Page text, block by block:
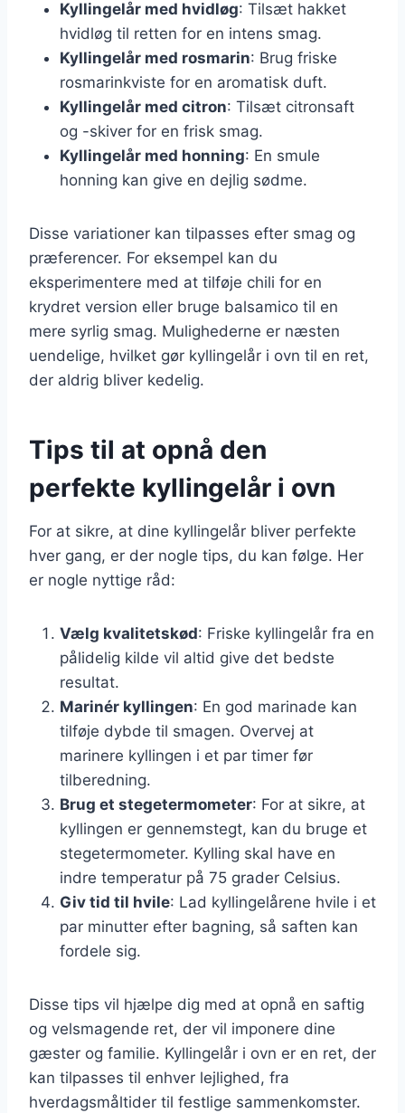
Kyllingelår med hvidløg: Tilsæt hakket
hvidløg til retten for en intens smag.
Kyllingelår med rosmarin: Brug friske
rosmarinkviste for en aromatisk duft.
Kyllingelår med citron: Tilsæt citronsaft
og -skiver for en frisk smag.
Kyllingelår med honning: En smule
honning kan give en dejlig sødme.
Disse variationer kan tilpasses efter smag og
præferencer. For eksempel kan du
eksperimentere med at tilføje chili for en
krydret version eller bruge balsamico til en
mere syrlig smag. Mulighederne er næsten
uendelige, hvilket gør kyllingelår i ovn til en ret,
der aldrig bliver kedelig.
Tips til at opnå den
perfekte kyllingelår i ovn
For at sikre, at dine kyllingelår bliver perfekte
hver gang, er der nogle tips, du kan følge. Her
er nogle nyttige råd:
Vælg kvalitetskød: Friske kyllingelår fra en
pålidelig kilde vil altid give det bedste
resultat.
Marinér kyllingen: En god marinade kan
tilføje dybde til smagen. Overvej at
marinere kyllingen i et par timer før
tilberedning.
Brug et stegetermometer: For at sikre, at
kyllingen er gennemstegt, kan du bruge et
stegetermometer. Kylling skal have en
indre temperatur på 75 grader Celsius.
Giv tid til hvile: Lad kyllingelårene hvile i et
par minutter efter bagning, så saften kan
fordele sig.
Disse tips vil hjælpe dig med at opnå en saftig
og velsmagende ret, der vil imponere dine
gæster og familie. Kyllingelår i ovn er en ret, der
kan tilpasses til enhver lejlighed, fra
hverdagsmåltider til festlige sammenkomster.